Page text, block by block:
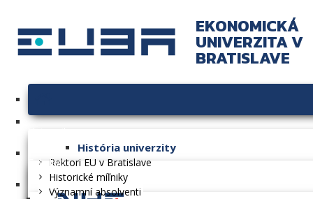
EKONOMICKÁ
UNIVERZITA V
BRATISLAVE
História univerzity
Rektori EU v Bratislave
Historické míľniky
Významní absolventi
Fakulty